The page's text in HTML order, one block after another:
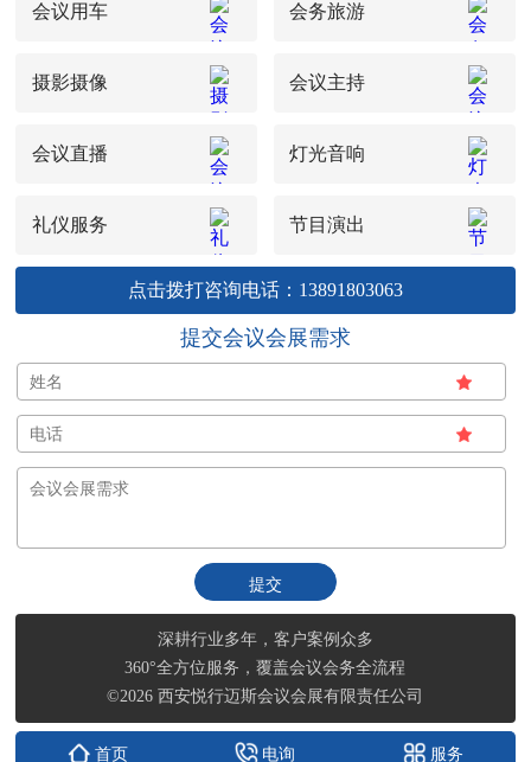
会议用车 会务旅游
摄影摄像 会议主持
会议直播 灯光音响
礼仪服务 节目演出
点击拨打咨询电话：13891803063
提交会议会展需求
深耕行业多年，客户案例众多
360°全方位服务，覆盖会议会务全流程
©2026 西安悦行迈斯会议会展有限责任公司
首页 电询 服务